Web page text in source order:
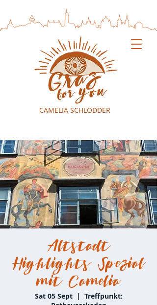
CAMELIA SCHLODDER
Altstadt
Highlights Spezial
mit Camelia
Sat 05 Sept
  |
Treffpunkt: